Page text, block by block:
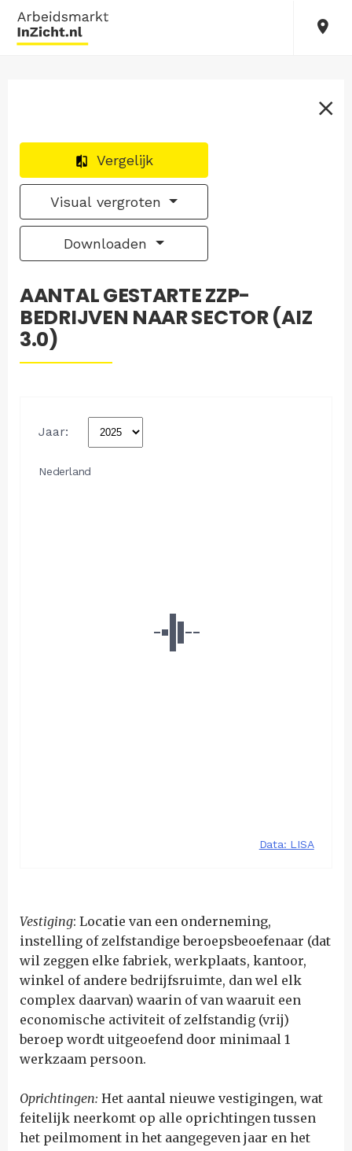
Vergelijk
Visual vergroten
Downloaden
AANTAL GESTARTE ZZP-
BEDRIJVEN NAAR SECTOR (AIZ
3.0)
Vestiging: Locatie van een onderneming,
instelling of zelfstandige beroepsbeoefenaar (dat
wil zeggen elke fabriek, werkplaats, kantoor,
winkel of andere bedrijfsruimte, dan wel elk
complex daarvan) waarin of van waaruit een
economische activiteit of zelfstandig (vrij)
beroep wordt uitgeoefend door minimaal 1
werkzaam persoon.
Oprichtingen: Het aantal nieuwe vestigingen, wat
feitelijk neerkomt op alle oprichtingen tussen
het peilmoment in het aangegeven jaar en het